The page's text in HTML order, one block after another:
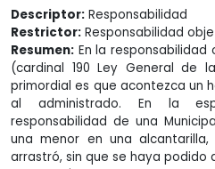
Descriptor: Responsabilidad
Restrictor: Responsabilidad
Resumen: En la
(cardinal 190 Ley General de
primordial es que acontezca un
al administrado. En la
responsabilidad de una
una menor en una
arrastró, sin que se haya podido